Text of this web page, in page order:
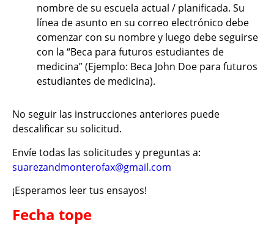
nombre de su escuela actual / planificada. Su
línea de asunto en su correo electrónico debe
comenzar con su nombre y luego debe seguirse
con la “Beca para futuros estudiantes de
medicina” (Ejemplo: Beca John Doe para futuros
estudiantes de medicina).
No seguir las instrucciones anteriores puede
descalificar su solicitud.
Envíe todas las solicitudes y preguntas a:
suarezandmonterofax@gmail.com
¡Esperamos leer tus ensayos!
Fecha tope